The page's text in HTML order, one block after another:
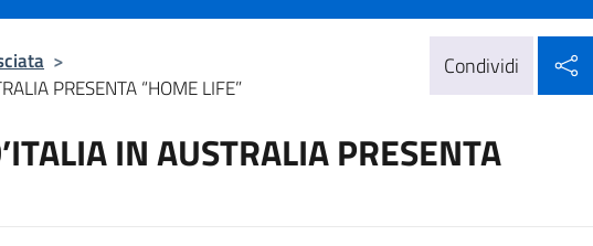
>
PRESENTA “HOME LIFE”
Condividi
IN AUSTRALIA PRESENTA